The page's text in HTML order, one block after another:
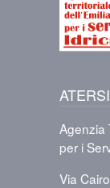
Agenzia
per i
Via